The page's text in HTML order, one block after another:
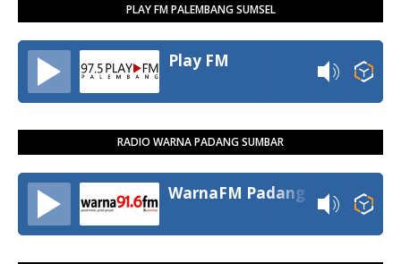
PLAY FM PALEMBANG SUMSEL
Play FM
RADIO WARNA PADANG SUMBAR
WarnaFM Padang